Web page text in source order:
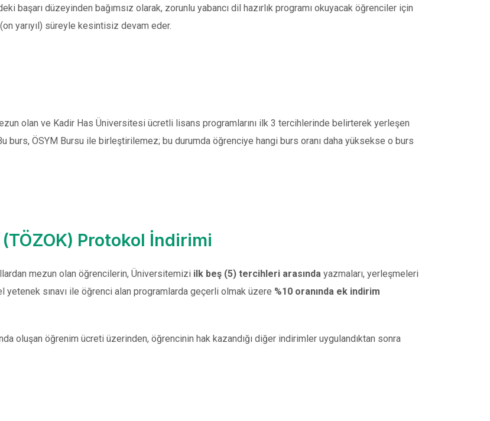
başarı düzeyinden bağımsız olarak, zorunlu yabancı dil hazırlık programı okuyacak öğrenciler için
yarıyıl) süreyle kesintisiz devam eder.
olan ve Kadir Has Üniversitesi ücretli lisans programlarını ilk 3 tercihlerinde belirterek yerleşen
burs, ÖSYM Bursu ile birleştirilemez; bu durumda öğrenciye hangi burs oranı daha yüksekse o burs
Protokol İndirimi
mezun olan öğrencilerin, Üniversitemizi ilk beş (5) tercihleri arasında yazmaları, yerleşmeleri
yetenek sınavı ile öğrenci alan programlarda geçerli olmak üzere %10 oranında ek indirim
oluşan öğrenim ücreti üzerinden, öğrencinin hak kazandığı diğer indirimler uygulandıktan sonra